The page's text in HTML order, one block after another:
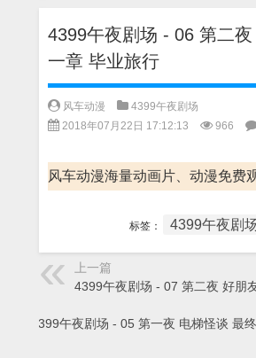
4399午夜剧场 - 06 第二
一章 毕业旅行
风车动漫
4399午夜剧场
2018年07月22日 17:12:13
966
风车动漫海量动画片、动漫免费
标签： 4399午夜剧
上一篇
4399午夜剧场 - 07 第二夜 好朋
4399午夜剧场 - 05 第一夜 电梯怪谈 最